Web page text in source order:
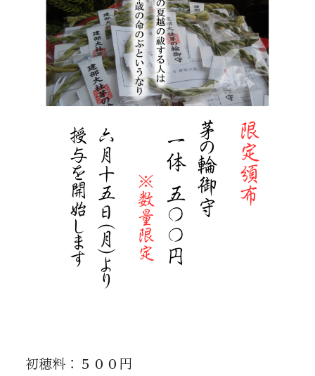
初穂料：５００円